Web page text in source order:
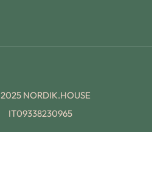
NORDIK.HOUSE
IT09338230965